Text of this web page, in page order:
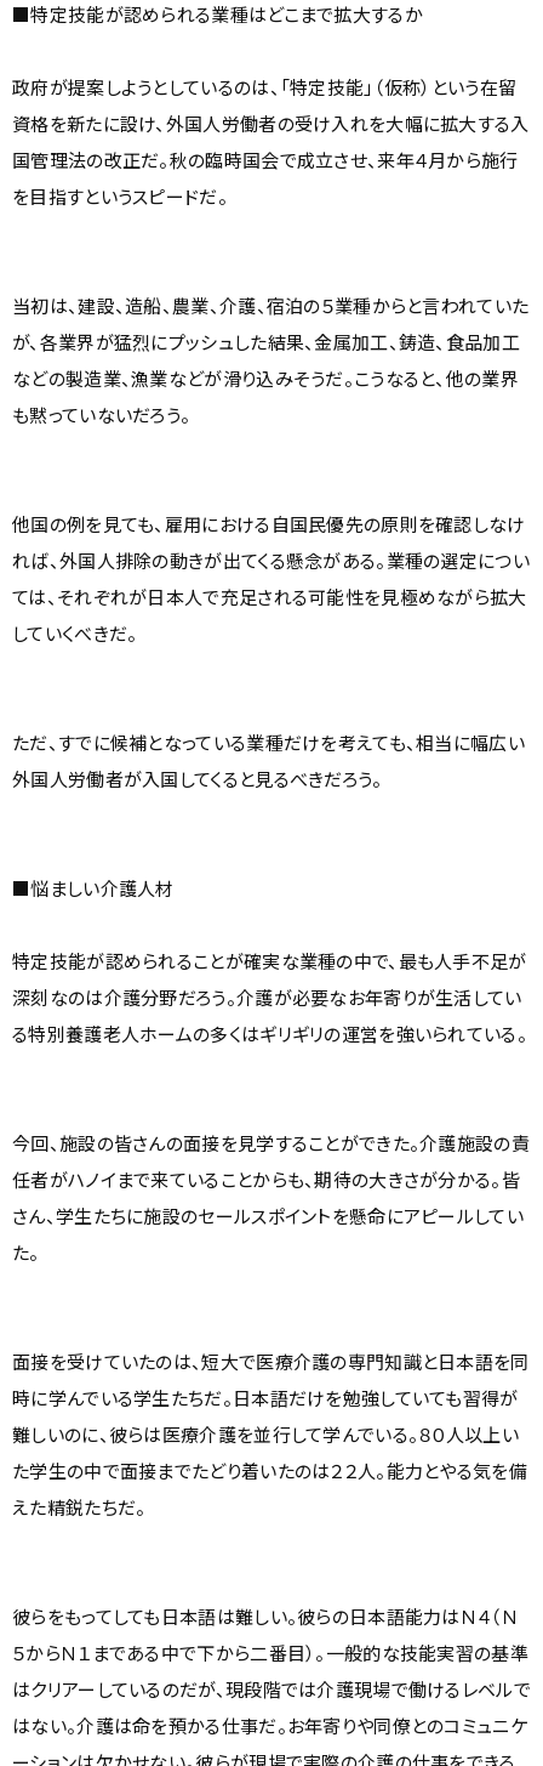
■特定技能が認められる業種はどこまで拡大するか
政府が提案しようとしているのは、「特定技能」（仮称）という在留
資格を新たに設け、外国人労働者の受け入れを大幅に拡大する入
国管理法の改正だ。秋の臨時国会で成立させ、来年４月から施行
を目指すというスピードだ。
当初は、建設、造船、農業、介護、宿泊の５業種からと言われていた
が、各業界が猛烈にプッシュした結果、金属加工、鋳造、食品加工
などの製造業、漁業などが滑り込みそうだ。こうなると、他の業界
も黙っていないだろう。
他国の例を見ても、雇用における自国民優先の原則を確認しなけ
れば、外国人排除の動きが出てくる懸念がある。業種の選定につい
ては、それぞれが日本人で充足される可能性を見極めながら拡大
していくべきだ。
ただ、すでに候補となっている業種だけを考えても、相当に幅広い
外国人労働者が入国してくると見るべきだろう。
■悩ましい介護人材
特定技能が認められることが確実な業種の中で、最も人手不足が
深刻なのは介護分野だろう。介護が必要なお年寄りが生活してい
る特別養護老人ホームの多くはギリギリの運営を強いられている。
今回、施設の皆さんの面接を見学することができた。介護施設の責
任者がハノイまで来ていることからも、期待の大きさが分かる。皆
さん、学生たちに施設のセールスポイントを懸命にアピールしてい
た。
面接を受けていたのは、短大で医療介護の専門知識と日本語を同
時に学んでいる学生たちだ。日本語だけを勉強していても習得が
難しいのに、彼らは医療介護を並行して学んでいる。８０人以上い
た学生の中で面接までたどり着いたのは２２人。能力とやる気を備
えた精鋭たちだ。
彼らをもってしても日本語は難しい。彼らの日本語能力はＮ４（Ｎ
５からＮ１まである中で下から二番目）。一般的な技能実習の基準
はクリアーしているのだが、現段階では介護現場で働けるレベルで
はない。介護は命を預かる仕事だ。お年寄りや同僚とのコミュニケ